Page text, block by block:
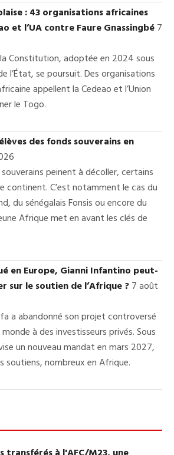
: 43 organisations africaines
et l’UA contre Faure Gnassingbé7
Constitution, adoptée en 2024 sous
l’État, se poursuit. Des organisations
appellent la Cedeao et l’Union
le Togo.
des fonds souverains en
peinent à décoller, certains
continent. C’est notamment le cas du
du sénégalais Fonsis ou encore du
Afrique met en avant les clés de
en Europe, Gianni Infantino peut-
sur le soutien de l’Afrique ?7 août
a abandonné son projet controversé
à des investisseurs privés. Sous
un nouveau mandat en mars 2027,
soutiens, nombreux en Afrique.